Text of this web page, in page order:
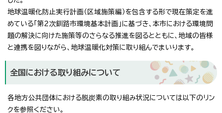
地球温暖化防止実行計画（区域施策編）を包含する形で現在策定を進
めている「第2次釧路市環境基本計画」に基づき、本市における環境問
題の解決に向けた施策等のさらなる推進を図るとともに、地域の皆様
と連携を図りながら、地球温暖化対策に取り組んでまいります。
全国における取り組みについて
各地方公共団体における脱炭素の取り組み状況については以下のリン
クを参照ください。